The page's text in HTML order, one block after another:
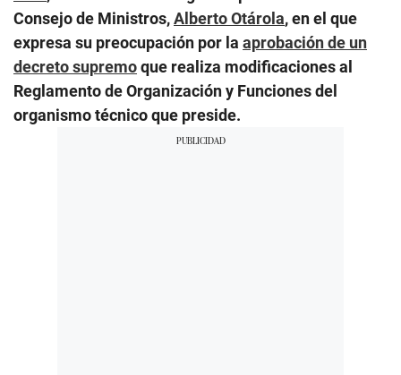
Consejo de Ministros,Alberto Otárola, en el que
expresa su preocupación por la aprobación de un
decreto supremoque realiza modificaciones al
Reglamento de Organización y Funciones del
organismo técnico que preside.